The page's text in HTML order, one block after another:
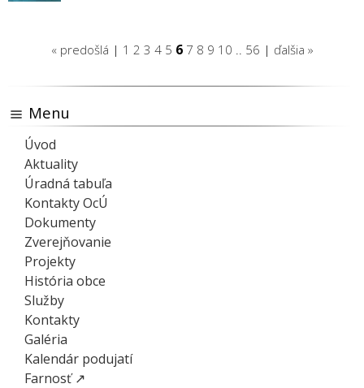
« predošlá | 1 2 3 4 5 6 7 8 9 10 56 | ďalšia »
Menu
Úvod
Aktuality
Úradná tabuľa
Kontakty OcÚ
Dokumenty
Zverejňovanie
Projekty
História obce
Služby
Kontakty
Galéria
Kalendár podujatí
Farnosť ↗